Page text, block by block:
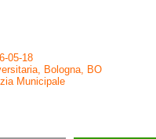
05-18
Bologna, BO
Municipale